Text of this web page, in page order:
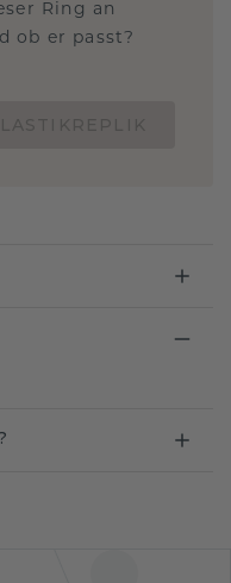
Ring an
ob er passt?